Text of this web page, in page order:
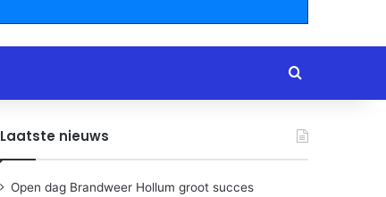
Zoeken naar
Laatste nieuws
Open dag Brandweer Hollum groot succes